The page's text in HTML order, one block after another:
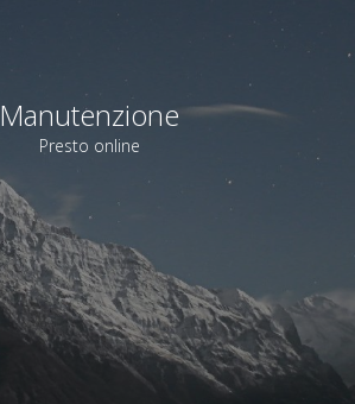
Manutenzione
Presto online